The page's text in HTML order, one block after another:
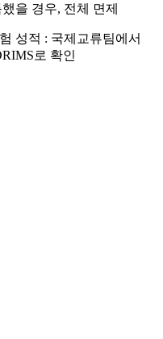
을 경우, 전체 면제
성적 : 국제교류팀에서
로 확인